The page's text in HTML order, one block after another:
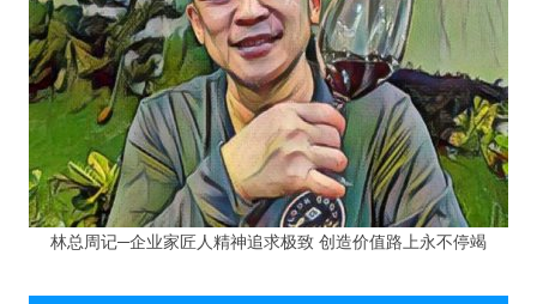
林总周记─企业家匠人精神追求极致 创造价值路上永不停竭